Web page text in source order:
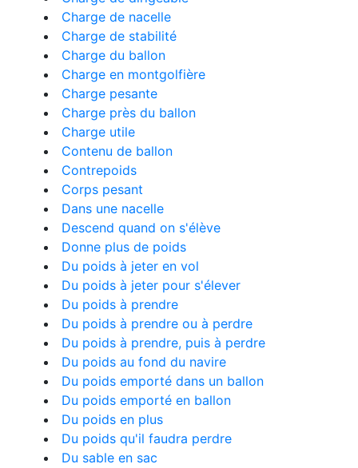
Charge de nacelle
Charge de stabilité
Charge du ballon
Charge en montgolfière
Charge pesante
Charge près du ballon
Charge utile
Contenu de ballon
Contrepoids
Corps pesant
Dans une nacelle
Descend quand on s'élève
Donne plus de poids
Du poids à jeter en vol
Du poids à jeter pour s'élever
Du poids à prendre
Du poids à prendre ou à perdre
Du poids à prendre, puis à perdre
Du poids au fond du navire
Du poids emporté dans un ballon
Du poids emporté en ballon
Du poids en plus
Du poids qu'il faudra perdre
Du sable en sac